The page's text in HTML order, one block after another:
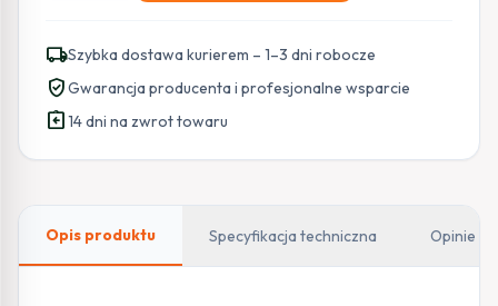
Z
REZYSTOR.
K-
(BRĄZOWA).
local_shippingSzybka dostawa kurierem – 1–3 dni robocze
verified_userGwarancja producenta i profesjonalne wsparcie
assignment_return14 dni na zwrot towaru
Opis produktu Specyfikacja techniczna Opinie